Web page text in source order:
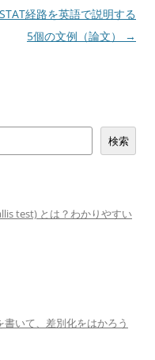
経路を英語で説明する
5個の文例（論文）
→
検索
test) とは？わかりやすい
いて、差別化をはかろう